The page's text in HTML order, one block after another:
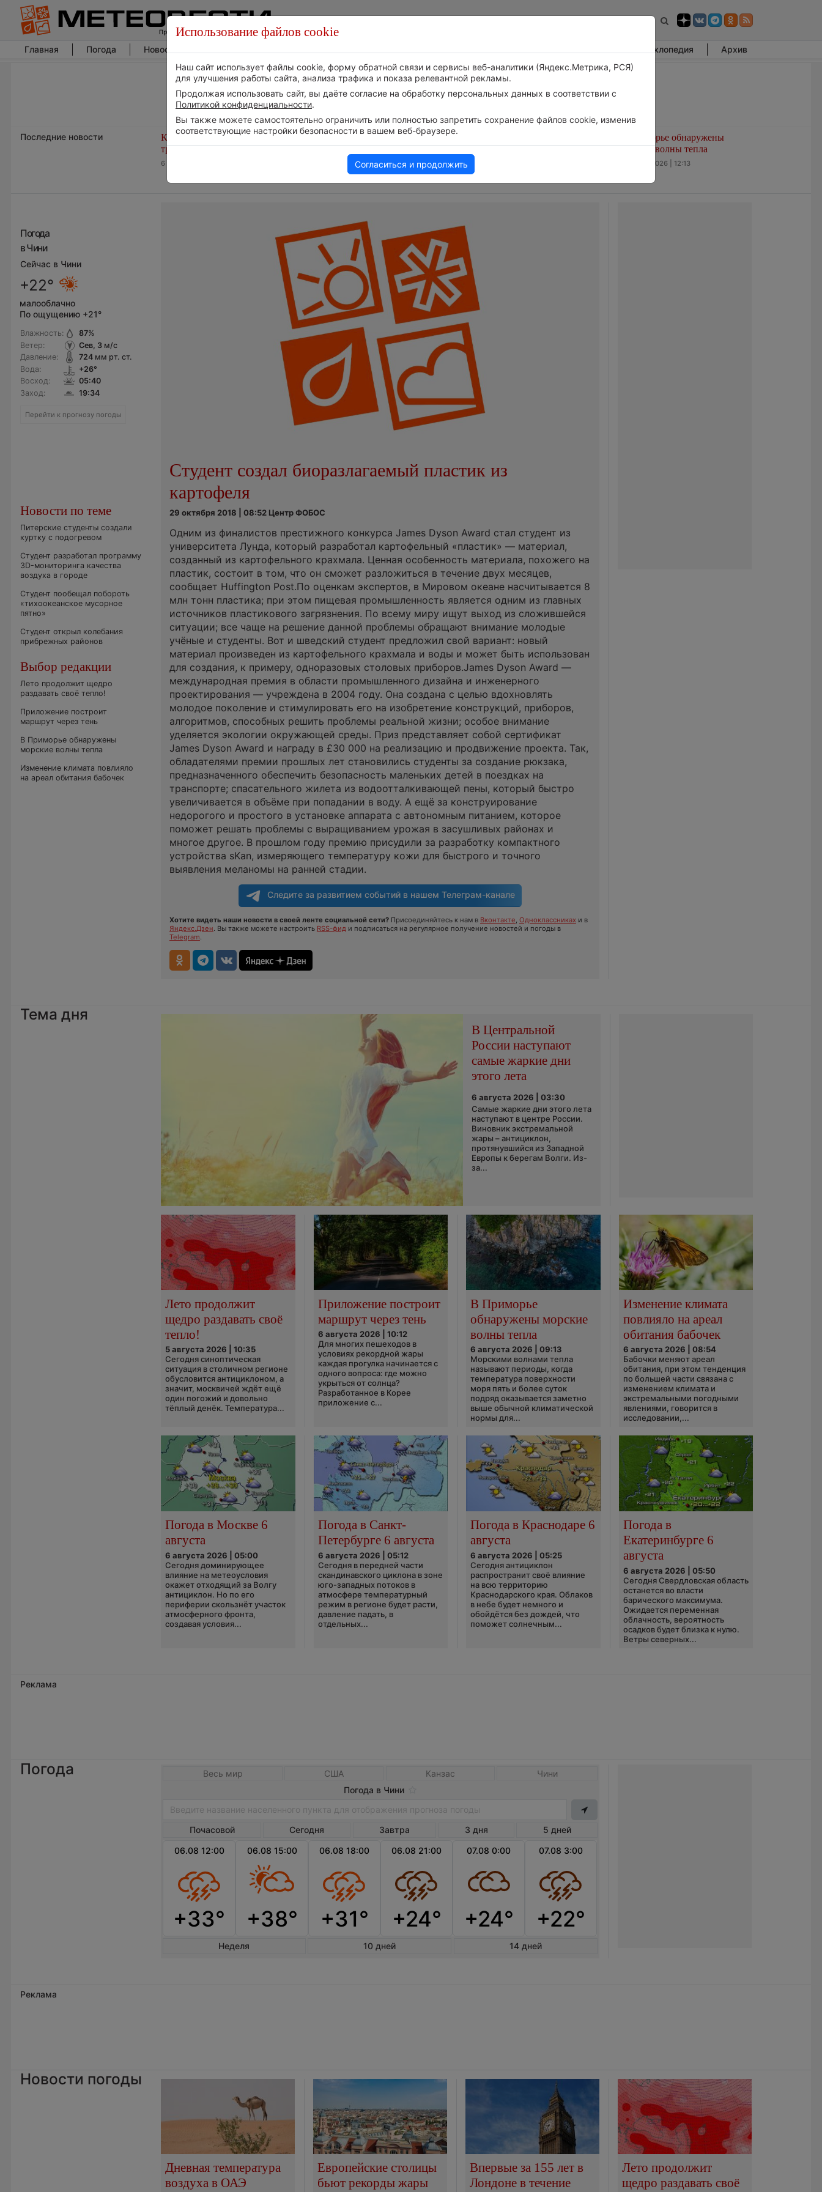
Главная Погода Новости погоды Энциклопедия Архив
Последние новости
Космическая погода и
транспорт
6 августа 2026 | 15:13
Приложение построит маршрут
через тень
6 августа 2026 | 13:12
событий в нашем
В Приморье обнаружены
морские волны тепла
6 августа 2026 | 12:13
Погода
в Чини
Сейчас в Чини
+22°
малооблачно
По ощущению +21°
Влажность:
Ветер:
Давление:
Вода:
Восход:
Заход:
87%
Сев, 3м/с
724мм рт. ст.
+26°
05:40
19:34
Перейти к прогнозу погоды
Новости по теме
Питерские студенты создали
куртку с подогревом
Студент разработал программу
3D-мониторинга качества
воздуха в городе
Студент пообещал побороть
«тихоокеанское мусорное
пятно»
Студент открыл колебания
прибрежных районов
Выбор редакции
Лето продолжит щедро
раздавать своё тепло!
Приложение построит
маршрут через тень
В Приморье обнаружены
морские волны тепла
Изменение климата повлияло
на ареал обитания бабочек
Студент создал биоразлагаемый пластик из
картофеля
29 октября 2018 | 08:52 Центр ФОБОС
Одним из финалистов престижного конкурса James Dyson Award стал студент из
университета Лунда, который разработал картофельный «пластик» — материал,
созданный из картофельного крахмала. Ценная особенность материала, похожего на
пластик, состоит в том, что он сможет разложиться в течение двух месяцев,
сообщает Huffington Post.По оценкам экспертов, в Мировом океане насчитывается 8
млн тонн пластика; при этом пищевая промышленность является одним из главных
источников пластикового загрязнения. По всему миру ищут выход из сложившейся
ситуации; все чаще на решение данной проблемы обращают внимание молодые
учёные и студенты. Вот и шведский студент предложил свой вариант: новый
материал произведен из картофельного крахмала и воды и может быть использован
для создания, к примеру, одноразовых столовых приборов.James Dyson Award —
международная премия в области промышленного дизайна и инженерного
проектирования — учреждена в 2004 году. Она создана с целью вдохновлять
молодое поколение и стимулировать его на изобретение конструкций, приборов,
алгоритмов, способных решить проблемы реальной жизни; особое внимание
уделяется экологии окружающей среды. Приз представляет собой сертификат
James Dyson Award и награду в £30 000 на реализацию и продвижение проекта. Так,
обладателями премии прошлых лет становились студенты за создание рюкзака,
предназначенного обеспечить безопасность маленьких детей в поездках на
транспорте; спасательного жилета из водоотталкивающей пены, который быстро
увеличивается в объёме при попадании в воду. А ещё за конструирование
недорогого и простого в установке аппарата с автономным питанием, которое
поможет решать проблемы с выращиванием урожая в засушливых районах и
многое другое. В прошлом году премию присудили за разработку компактного
устройства sKan, измеряющего температуру кожи для быстрого и точного
выявления меланомы на ранней стадии.
Следите за развитием событий в нашем Телеграм-канале
Хотите видеть наши новости в своей ленте социальной сети?Присоединяйтесь к нам в Вконтакте, Одноклассникахи в
Яндекс.Дзен. Вы также можете настроить RSS-фиди подписаться на регулярное получение новостей и погоды в
Telegram.
Тема дня
В Центральной
России наступают
самые жаркие дни
этого лета
6 августа 2026 | 03:30
Самые жаркие дни этого лета
наступают в центре России.
Виновник экстремальной
жары – антициклон,
протянувшийся из Западной
Европы к берегам Волги. Из-
за...
Лето продолжит
щедро раздавать своё
тепло!
5 августа 2026 | 10:35
Сегодня синоптическая
ситуация в столичном регионе
обусловится антициклоном, а
значит, москвичей ждёт ещё
один погожий и довольно
тёплый денёк. Температура...
Приложение построит
маршрут через тень
6 августа 2026 | 10:12
Для многих пешеходов в
условиях рекордной жары
каждая прогулка начинается с
одного вопроса: где можно
укрыться от солнца?
Разработанное в Корее
приложение с...
В Приморье
обнаружены морские
волны тепла
6 августа 2026 | 09:13
Морскими волнами тепла
называют периоды, когда
температура поверхности
моря пять и более суток
подряд оказывается заметно
выше обычной климатической
нормы для...
Изменение климата
повлияло на ареал
обитания бабочек
6 августа 2026 | 08:54
Бабочки меняют ареал
обитания, при этом тенденция
по большей части связана с
изменением климата и
экстремальными погодными
явлениями, говорится в
исследовании,...
Погода в Москве 6
августа
6 августа 2026 | 05:00
Сегодня доминирующее
влияние на метеоусловия
окажет отходящий за Волгу
антициклон. Но по его
периферии скользнёт участок
атмосферного фронта,
создавая условия...
Погода в Санкт-
Петербурге 6 августа
6 августа 2026 | 05:12
Сегодня в передней части
скандинавского циклона в зоне
юго-западных потоков в
атмосфере температурный
режим в регионе будет расти,
давление падать, в
отдельных...
Погода в Краснодаре 6
августа
6 августа 2026 | 05:25
Сегодня антициклон
распространит своё влияние
на всю территорию
Краснодарского края. Облаков
в небе будет немного и
обойдётся без дождей, что
поможет солнечным...
Погода в
Екатеринбурге 6
августа
6 августа 2026 | 05:50
Сегодня Свердловская область
останется во власти
барического максимума.
Ожидается переменная
облачность, вероятность
осадков будет близка к нулю.
Ветры северных...
Реклама
Погода Весь мир США Канзас
Чини
Погода в Чини
Почасовой Сегодня Завтра 3 дня
5 дней
06.08 12:00
+33°
06.08 15:00
+38°
06.08 18:00
+31°
06.08 21:00
+24°
07.08 0:00
+24°
07.08 3:00
+22°
Неделя 10 дней 14 дней
Реклама
Новости погоды
Дневная температура
воздуха в ОАЭ
Европейские столицы
бьют рекорды жары
Впервые за 155 лет в
Лондоне в течение
Лето продолжит
щедро раздавать своё
Использование файлов cookie
Наш сайт использует файлы cookie, форму обратной связи и сервисы веб-аналитики (Яндекс.Метрика, РСЯ)
для улучшения работы сайта, анализа трафика и показа релевантной рекламы.
Продолжая использовать сайт, вы даёте согласие на обработку персональных данных в соответствии с
Политикой конфиденциальности.
Вы также можете самостоятельно ограничить или полностью запретить сохранение файлов cookie, изменив
соответствующие настройки безопасности в вашем веб-браузере.
Согласиться и продолжить